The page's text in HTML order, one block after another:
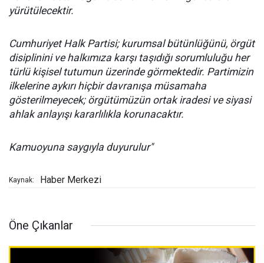
yürütülecektir.
Cumhuriyet Halk Partisi; kurumsal bütünlüğünü, örgüt
disiplinini ve halkımıza karşı taşıdığı sorumluluğu her
türlü kişisel tutumun üzerinde görmektedir. Partimizin
ilkelerine aykırı hiçbir davranışa müsamaha
gösterilmeyecek; örgütümüzün ortak iradesi ve siyasi
ahlak anlayışı kararlılıkla korunacaktır.
Kamuoyuna saygıyla duyurulur"
Kaynak: Haber Merkezi
Öne Çıkanlar